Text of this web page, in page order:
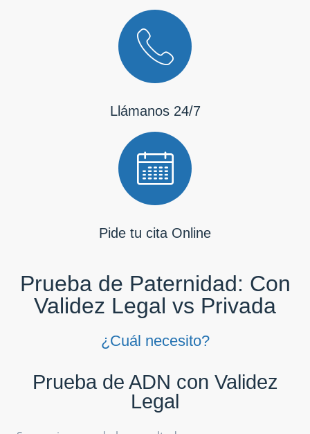
Llámanos 24/7
Pide tu cita Online
Prueba de Paternidad: Con
Validez Legal vs Privada
¿Cuál necesito?
Prueba de ADN con Validez
Legal